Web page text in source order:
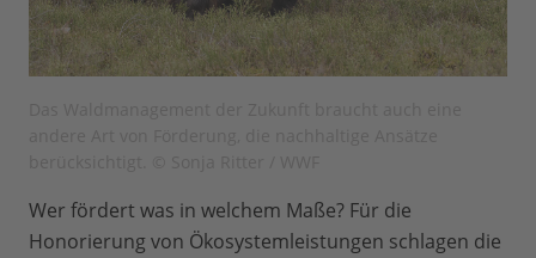
Wer fördert was in welchem Maße? Für die
Honorierung von Ökosystemleistungen schlagen die